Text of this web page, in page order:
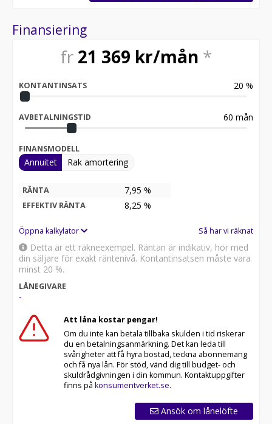
Finansiering
fr 21 369 kr/mån *
KONTANTINSATS 20 %
AVBETALNINGSTID 60 mån
FINANSMODELL
Annuitet Rak amortering
RÄNTA 7,95 %
EFFEKTIV RÄNTA 8,25 %
Öppna kalkylator Så har vi räknat
Detta är ett räkneexempel. Räntan är indikativ, hör med
din säljare för exakt räntenivå. Kontantinsatsen måste vara
minst 20 %.
LÅNEGIVARE
-
Att låna kostar pengar!
Om du inte kan betala tillbaka skulden i tid riskerar
du en betalningsanmärkning. Det kan leda till
svårigheter att få hyra bostad, teckna abonnemang
och få nya lån. För stöd, vänd dig till budget- och
skuldrådgivningen i din kommun. Kontaktuppgifter
finns på konsumentverket.se.
Ansök om lånelöfte